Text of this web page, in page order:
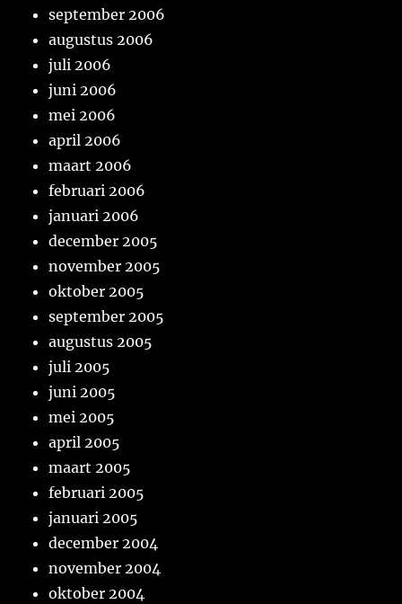
september 2006
augustus 2006
juli 2006
juni 2006
mei 2006
april 2006
maart 2006
februari 2006
januari 2006
december 2005
november 2005
oktober 2005
september 2005
augustus 2005
juli 2005
juni 2005
mei 2005
april 2005
maart 2005
februari 2005
januari 2005
december 2004
november 2004
oktober 2004